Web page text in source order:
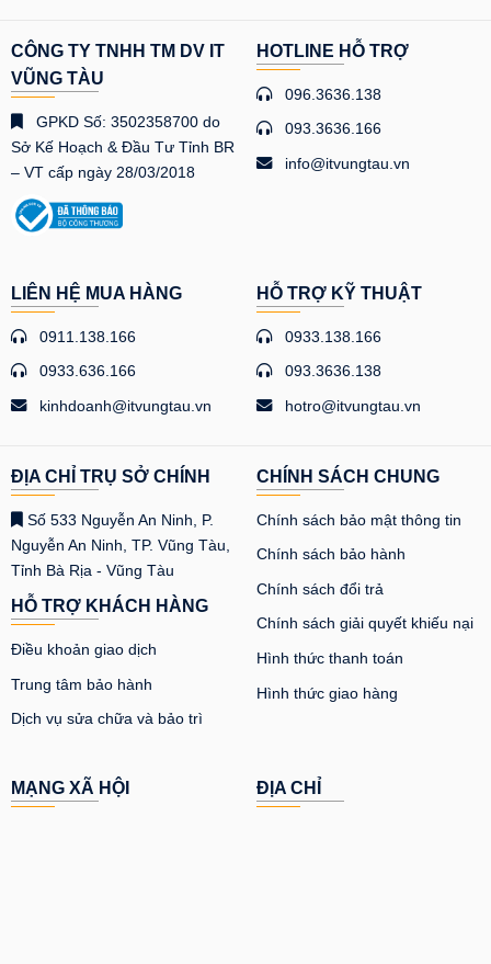
CÔNG TY TNHH TM DV IT
VŨNG TÀU
GPKD Số: 3502358700 do
Sở Kế Hoạch & Đầu Tư Tỉnh BR
– VT cấp ngày 28/03/2018
HOTLINE HỖ TRỢ
096.3636.138
093.3636.166
info@itvungtau.vn
LIÊN HỆ MUA HÀNG
0911.138.166
0933.636.166
kinhdoanh@itvungtau.vn
HỖ TRỢ KỸ THUẬT
0933.138.166
093.3636.138
hotro@itvungtau.vn
ĐỊA CHỈ TRỤ SỞ CHÍNH
Số 533 Nguyễn An Ninh, P.
Nguyễn An Ninh, TP. Vũng Tàu,
Tỉnh Bà Rịa - Vũng Tàu
HỖ TRỢ KHÁCH HÀNG
Điều khoản giao dịch
Trung tâm bảo hành
Dịch vụ sửa chữa và bảo trì
CHÍNH SÁCH CHUNG
Chính sách bảo mật thông tin
Chính sách bảo hành
Chính sách đổi trả
Chính sách giải quyết khiếu nại
Hình thức thanh toán
Hình thức giao hàng
MẠNG XÃ HỘI ĐỊA CHỈ